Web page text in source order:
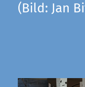
(Bild: Jan